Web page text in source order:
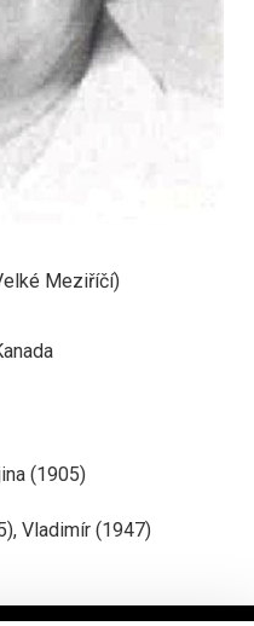
Meziříčí)
(1905)
Vladimír (1947)